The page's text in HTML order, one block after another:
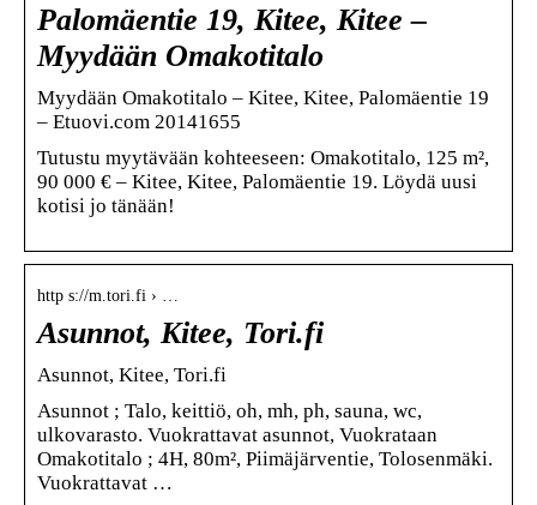
Palomäentie 19, Kitee, Kitee –
Myydään Omakotitalo
Myydään Omakotitalo – Kitee, Kitee, Palomäentie 19
– Etuovi.com 20141655
Tutustu myytävään kohteeseen: Omakotitalo, 125 m²,
90 000 € – Kitee, Kitee, Palomäentie 19. Löydä uusi
kotisi jo tänään!
http s://m.tori.fi › …
Asunnot, Kitee, Tori.fi
Asunnot, Kitee, Tori.fi
Asunnot ; Talo, keittiö, oh, mh, ph, sauna, wc,
ulkovarasto. Vuokrattavat asunnot, Vuokrataan
Omakotitalo ; 4H, 80m², Piimäjärventie, Tolosenmäki.
Vuokrattavat …